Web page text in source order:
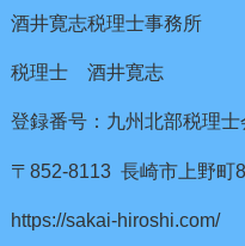
酒井寛志税理士事務所
税理士 酒井寛志
登録番号：九州北部税理
〒852-8113 長崎市上野町
https://sakai-hiroshi.com/